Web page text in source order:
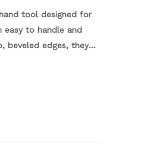
tool designed for
easy to handle and
beveled edges, they